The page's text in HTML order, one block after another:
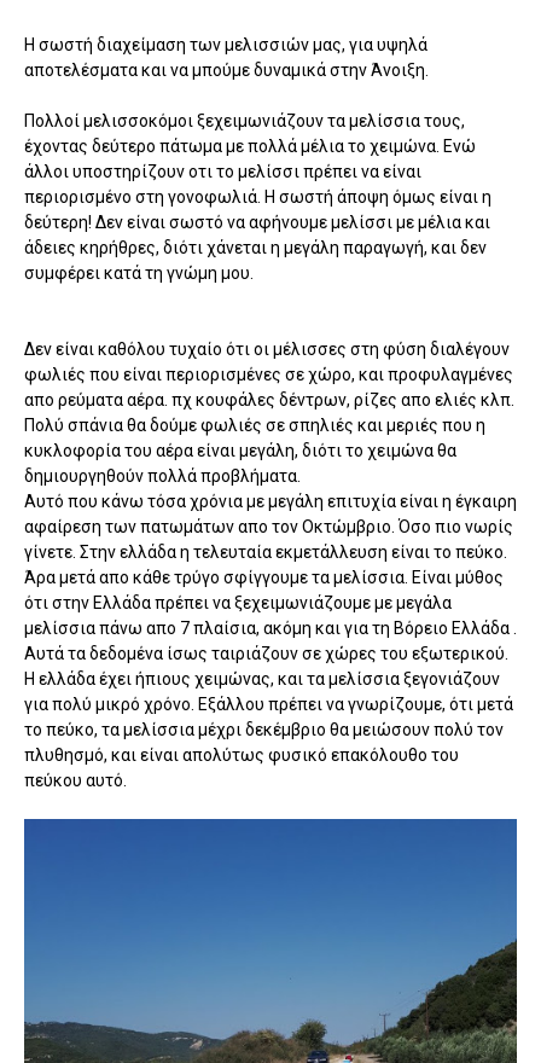
Η σωστή διαχείμαση των μελισσιών μας, για υψηλά
αποτελέσματα και να μπούμε δυναμικά στην Άνοιξη.
Πολλοί μελισσοκόμοι ξεχειμωνιάζουν τα μελίσσια τους,
έχοντας δεύτερο πάτωμα με πολλά μέλια το χειμώνα. Ενώ
άλλοι υποστηρίζουν οτι το μελίσσι πρέπει να είναι
περιορισμένο στη γονοφωλιά. Η σωστή άποψη όμως είναι η
δεύτερη! Δεν είναι σωστό να αφήνουμε μελίσσι με μέλια και
άδειες κηρήθρες, διότι χάνεται η μεγάλη παραγωγή, και δεν
συμφέρει κατά τη γνώμη μου.
Δεν είναι καθόλου τυχαίο ότι οι μέλισσες στη φύση διαλέγουν
φωλιές που είναι περιορισμένες σε χώρο, και προφυλαγμένες
απο ρεύματα αέρα. πχ κουφάλες δέντρων, ρίζες απο ελιές κλπ.
Πολύ σπάνια θα δούμε φωλιές σε σπηλιές και μεριές που η
κυκλοφορία του αέρα είναι μεγάλη, διότι το χειμώνα θα
δημιουργηθούν πολλά προβλήματα.
Αυτό που κάνω τόσα χρόνια με μεγάλη επιτυχία είναι η έγκαιρη
αφαίρεση των πατωμάτων απο τον Οκτώμβριο. Όσο πιο νωρίς
γίνετε. Στην ελλάδα η τελευταία εκμετάλλευση είναι το πεύκο.
Άρα μετά απο κάθε τρύγο σφίγγουμε τα μελίσσια. Είναι μύθος
ότι στην Ελλάδα πρέπει να ξεχειμωνιάζουμε με μεγάλα
μελίσσια πάνω απο 7 πλαίσια, ακόμη και για τη Βόρειο Ελλάδα .
Αυτά τα δεδομένα ίσως ταιριάζουν σε χώρες του εξωτερικού.
Η ελλάδα έχει ήπιους χειμώνας, και τα μελίσσια ξεγονιάζουν
για πολύ μικρό χρόνο. Εξάλλου πρέπει να γνωρίζουμε, ότι μετά
το πεύκο, τα μελίσσια μέχρι δεκέμβριο θα μειώσουν πολύ τον
πλυθησμό, και είναι απολύτως φυσικό επακόλουθο του
πεύκου αυτό.